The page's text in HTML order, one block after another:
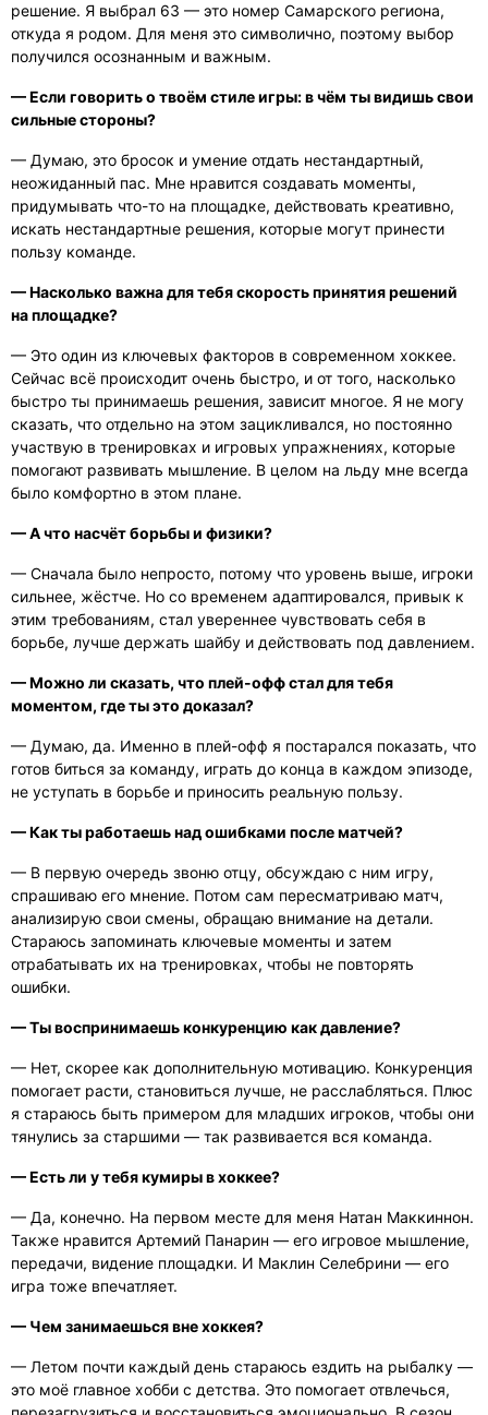
решение. Я выбрал 63 — это номер Самарского региона,
откуда я родом. Для меня это символично, поэтому выбор
получился осознанным и важным.
— Если говорить о твоём стиле игры: в чём ты видишь свои
сильные стороны?
— Думаю, это бросок и умение отдать нестандартный,
неожиданный пас. Мне нравится создавать моменты,
придумывать что-то на площадке, действовать креативно,
искать нестандартные решения, которые могут принести
пользу команде.
— Насколько важна для тебя скорость принятия решений
на площадке?
— Это один из ключевых факторов в современном хоккее.
Сейчас всё происходит очень быстро, и от того, насколько
быстро ты принимаешь решения, зависит многое. Я не могу
сказать, что отдельно на этом зацикливался, но постоянно
участвую в тренировках и игровых упражнениях, которые
помогают развивать мышление. В целом на льду мне всегда
было комфортно в этом плане.
— А что насчёт борьбы и физики?
— Сначала было непросто, потому что уровень выше, игроки
сильнее, жёстче. Но со временем адаптировался, привык к
этим требованиям, стал увереннее чувствовать себя в
борьбе, лучше держать шайбу и действовать под давлением.
— Можно ли сказать, что плей-офф стал для тебя
моментом, где ты это доказал?
— Думаю, да. Именно в плей-офф я постарался показать, что
готов биться за команду, играть до конца в каждом эпизоде,
не уступать в борьбе и приносить реальную пользу.
— Как ты работаешь над ошибками после матчей?
— В первую очередь звоню отцу, обсуждаю с ним игру,
спрашиваю его мнение. Потом сам пересматриваю матч,
анализирую свои смены, обращаю внимание на детали.
Стараюсь запоминать ключевые моменты и затем
отрабатывать их на тренировках, чтобы не повторять
ошибки.
— Ты воспринимаешь конкуренцию как давление?
— Нет, скорее как дополнительную мотивацию. Конкуренция
помогает расти, становиться лучше, не расслабляться. Плюс
я стараюсь быть примером для младших игроков, чтобы они
тянулись за старшими — так развивается вся команда.
— Есть ли у тебя кумиры в хоккее?
— Да, конечно. На первом месте для меня Натан Маккиннон.
Также нравится Артемий Панарин — его игровое мышление,
передачи, видение площадки. И Маклин Селебрини — его
игра тоже впечатляет.
— Чем занимаешься вне хоккея?
— Летом почти каждый день стараюсь ездить на рыбалку —
это моё главное хобби с детства. Это помогает отвлечься,